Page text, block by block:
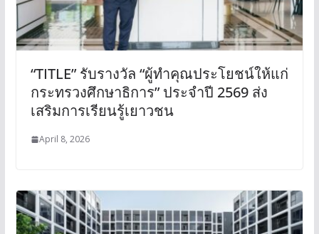
“TITLE” รับรางวัล “ผู้ทำคุณประโยชน์ให้แก่
กระทรวงศึกษาธิการ” ประจำปี 2569 ส่ง
เสริมการเรียนรู้เยาวชน
April 8, 2026